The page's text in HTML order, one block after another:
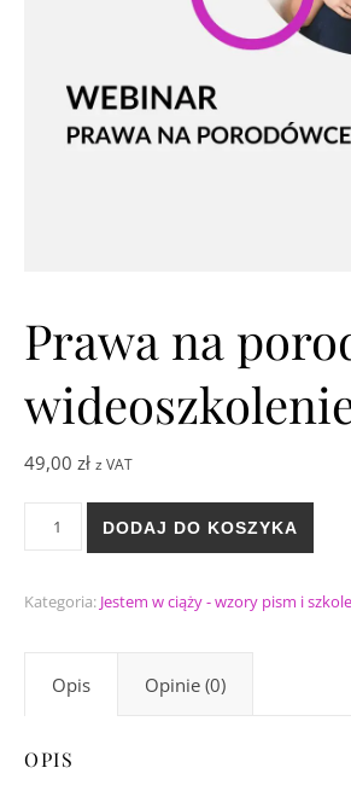
Prawa na
49,00 zł z VAT
ilość Prawa na porodówce -
DODAJ DO KOSZYKA
Kategoria: Jestem w ciąży - wzory pism i
Opis Opinie (0)
OPIS